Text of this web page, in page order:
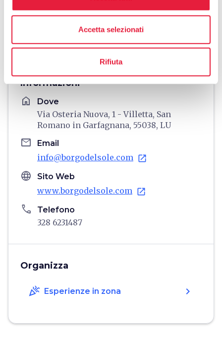
Accetta selezionati
Rifiuta
directions Indicazioni
Informazioni
home Dove
Via Osteria Nuova, 1 - Villetta, San
Romano in Garfagnana, 55038, LU
email Email
info@borgodelsole.com open_in_new
language Sito Web
www.borgodelsole.com open_in_new
phone Telefono
328 6231487
Organizza
celebration Esperienze in zona chevron_right